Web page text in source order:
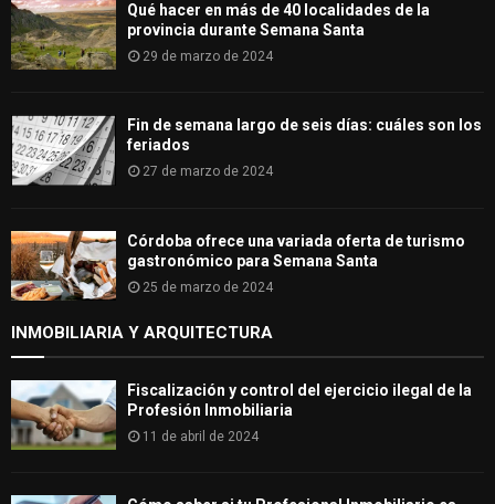
Qué hacer en más de 40 localidades de la
provincia durante Semana Santa
29 de marzo de 2024
Fin de semana largo de seis días: cuáles son los
feriados
27 de marzo de 2024
Córdoba ofrece una variada oferta de turismo
gastronómico para Semana Santa
25 de marzo de 2024
INMOBILIARIA Y ARQUITECTURA
Fiscalización y control del ejercicio ilegal de la
Profesión Inmobiliaria
11 de abril de 2024